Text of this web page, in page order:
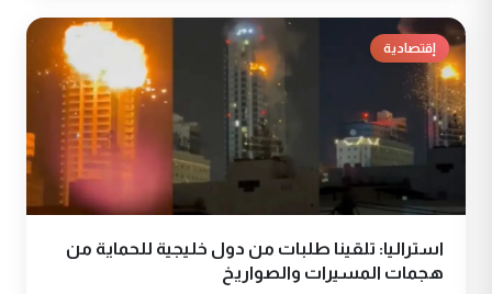
إقتصادية
استراليا: تلقينا طلبات من دول خليجية للحماية من
هجمات المسيرات والصواريخ